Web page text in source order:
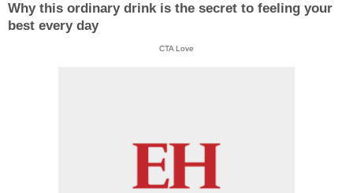
Why this ordinary drink is the secret to feeling your
best every day
CTA Love